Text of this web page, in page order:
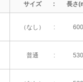
サイズ 長さ
（なし）
普通